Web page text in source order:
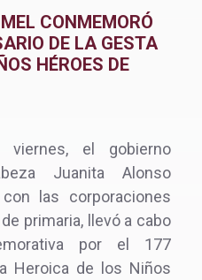
CONMEMORÓ
DE LA GESTA
HÉROES DE
el gobierno
Juanita Alonso
las corporaciones
primaria, llevó a cabo
por el 177
Heroica de los Niños